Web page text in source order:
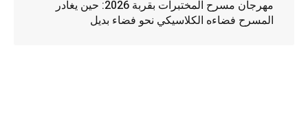
مهرجان مسرح المختبرات بقربة 2026: حين يغادر
المسرح فضاءه الكلاسيكي نحو فضاء بديل